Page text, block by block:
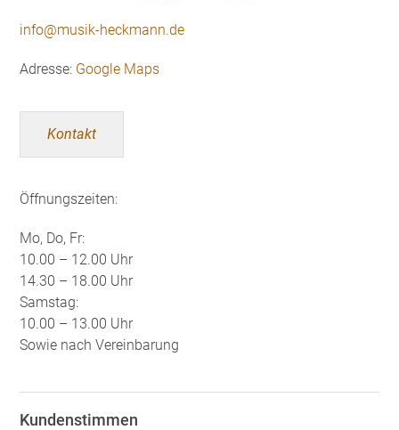
info@musik-heckmann.de
Adresse: Google Maps
Kontakt
Öffnungszeiten:
Mo, Do, Fr:
10.00 – 12.00 Uhr
14.30 – 18.00 Uhr
Samstag:
10.00 – 13.00 Uhr
Sowie nach Vereinbarung
Kundenstimmen